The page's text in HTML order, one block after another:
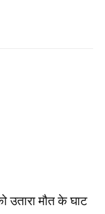
उतारा मौत के घाट